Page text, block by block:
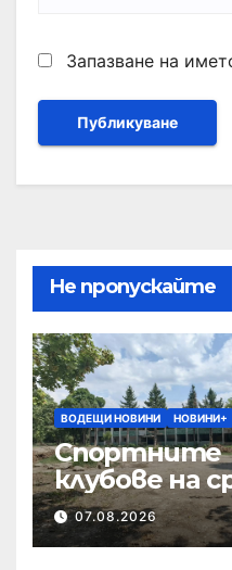
Запазване на
Не пропускайте
ВОДЕЩИ НОВИНИ НОВИНИ+
Спортните
клубове на
кмета за
бъдещето
07.08.2026